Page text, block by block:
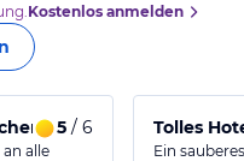
Kostenlos anmelden
Service und vielen
5 / 6
alle
Tolles
Ein